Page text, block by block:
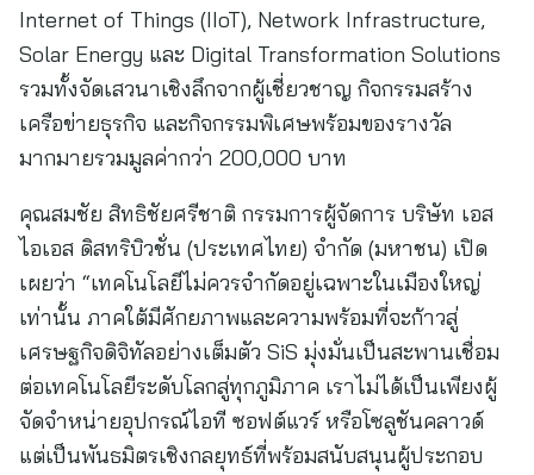
Internet of Things (IIoT), Network Infrastructure,
Solar Energy และ Digital Transformation Solutions
รวมทั้งจัดเสวนาเชิงลึกจากผู้เชี่ยวชาญ กิจกรรมสร้าง
เครือข่ายธุรกิจ และกิจกรรมพิเศษพร้อมของรางวัล
มากมายรวมมูลค่ากว่า 200,000 บาท
คุณสมชัย สิทธิชัยศรีชาติ กรรมการผู้จัดการ บริษัท เอส
ไอเอส ดิสทริบิวชั่น (ประเทศไทย) จำกัด (มหาชน) เปิด
เผยว่า “เทคโนโลยีไม่ควรจำกัดอยู่เฉพาะในเมืองใหญ่
เท่านั้น ภาคใต้มีศักยภาพและความพร้อมที่จะก้าวสู่
เศรษฐกิจดิจิทัลอย่างเต็มตัว SiS มุ่งมั่นเป็นสะพานเชื่อม
ต่อเทคโนโลยีระดับโลกสู่ทุกภูมิภาค เราไม่ได้เป็นเพียงผู้
จัดจำหน่ายอุปกรณ์ไอที ซอฟต์แวร์ หรือโซลูชันคลาวด์
แต่เป็นพันธมิตรเชิงกลยุทธ์ที่พร้อมสนับสนุนผู้ประกอบ